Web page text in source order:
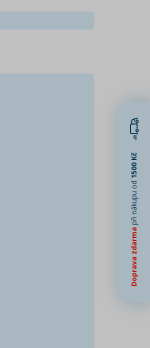
Doprava zdarma
při nákupu od
1500 Kč